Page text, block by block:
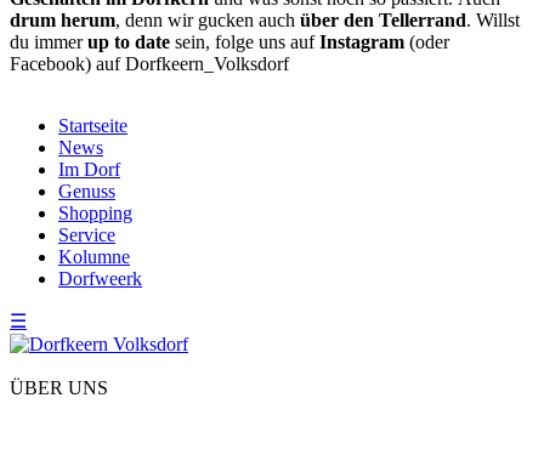
drum herum, denn wir gucken auch über den Tellerrand. Willst
du immerup to date sein, folge uns aufInstagram (oder
Facebook) auf Dorfkeern_Volksdorf
Startseite
News
Im Dorf
Genuss
Shopping
Service
Kolumne
Dorfweerk
☰
ÜBER UNS